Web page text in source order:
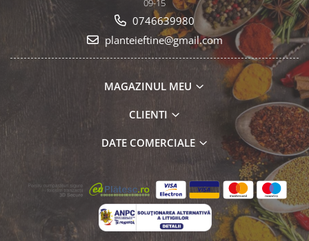
09-15
0746639980
planteieftine@gmail.com
MAGAZINUL MEU
CLIENTI
DATE COMERCIALE